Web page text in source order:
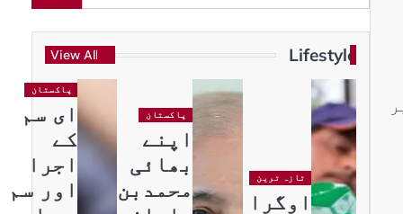
Lifestyle
View All
تازہ ترین
اوگرا نے
پاکستان
اپنے
بھائی
محمدبن
پاکستان
ای سم
کے
اجرا
اور سم